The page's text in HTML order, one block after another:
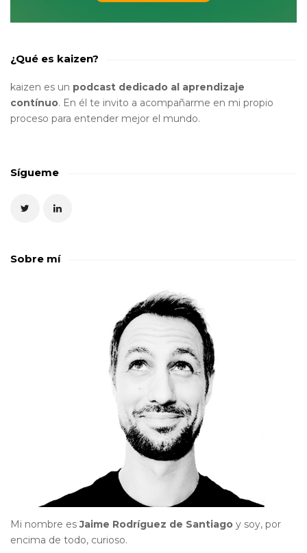
¿Qué es kaizen?
kaizen es un podcast dedicado al aprendizaje
contínuo. En él te invito a acompañarme en mi propio
proceso para entender mejor el mundo.
Sígueme
Sobre mí
Mi nombre esJaime Rodríguez de Santiago y soy, por
encima de todo, curioso.